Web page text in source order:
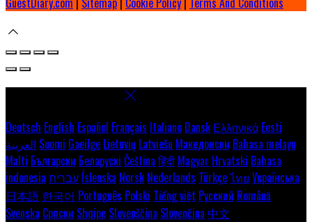
Deutsch English Español Français Italiano Dansk Ελληνικά Eesti
العربية Suomi Gaeilge Lietuvių Latviešu Македонски Bahasa melayu
Malti Български Беларускі Čeština हिंदी Magyar Hrvatski Bahasa
indonesia עברית Íslenska Norsk Nederlands Türkçeไทย Українська
日本語 한국어 Português Polski Tiếng việt Русский Română
Svenska Српски Shqipe Slovenščina Slovenčina 中文